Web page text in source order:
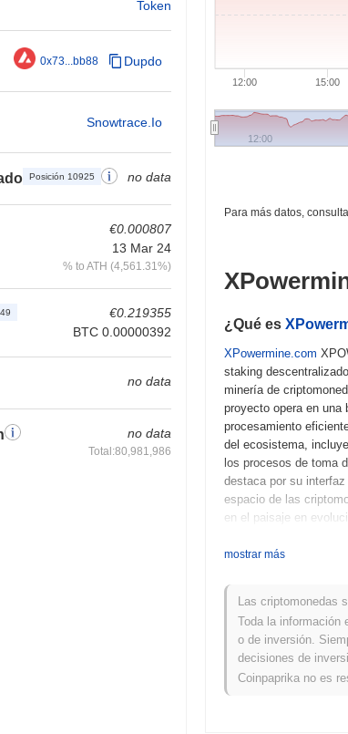
Token
0x73...bb88 Dupdo
Snowtrace.io
Posición 10925 no data
€0.000807
13 Mar 24
% to ATH (4,561.31%)
€0.219355
BTC 0.00000392
no data
no data
Total:80,981,986
12:00 15:00
12:00
Para más datos, consulta
¿Qué es
XPowermine.com
staking
minería de
proyecto opera en una
procesamiento
del ecosistema,
los procesos de toma
destaca por su
espacio de las
en el paisaje en
¿Cuándo y cómo
marco técnico del
experimentar con sus
marcando su entrada
buscaba mejorar la
oferta inicial de
mostrar más
Las criptomonedas
Toda la información
o de inversión.
decisiones de
Coinpaprika no es